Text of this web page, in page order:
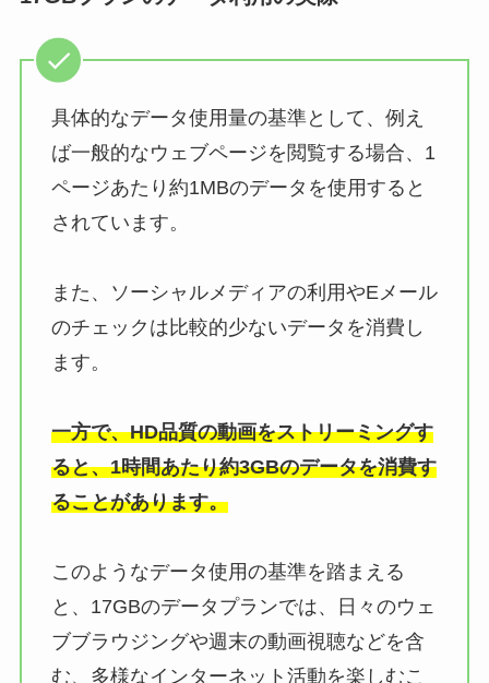
具体的なデータ使用量の基準として、例え
ば一般的なウェブページを閲覧する場合、1
ページあたり約1MBのデータを使用すると
されています。
また、ソーシャルメディアの利用やEメール
のチェックは比較的少ないデータを消費し
ます。
一方で、HD品質の動画をストリーミングす
ると、1時間あたり約3GBのデータを消費す
ることがあります。
このようなデータ使用の基準を踏まえる
と、17GBのデータプランでは、日々のウェ
ブブラウジングや週末の動画視聴などを含
む、多様なインターネット活動を楽しむこ